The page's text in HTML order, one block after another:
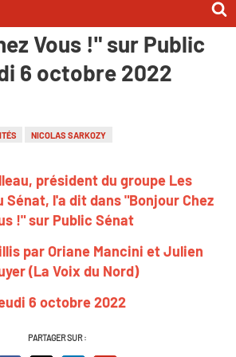
l'a dit dans
Vous !" sur Public
6 octobre 2022
NICOLAS SARKOZY
président du groupe Les
Sénat, l'a dit dans "Bonjour Chez
!" sur Public Sénat
par Oriane Mancini et Julien
(La Voix du Nord)
6 octobre 2022
PARTAGER SUR :